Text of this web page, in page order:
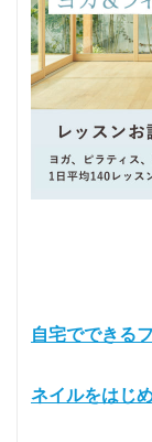
自宅でできる
ネイルをはじ